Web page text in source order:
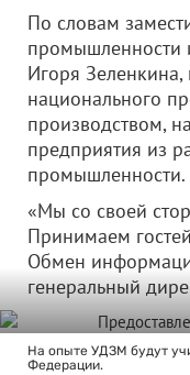
По словам
промышленности
Игоря
национального
производством,
предприятия из
промышленности.
«Мы со своей
Принимаем
Обмен
генеральный
На опыте УДЗМ будут
Федерации.